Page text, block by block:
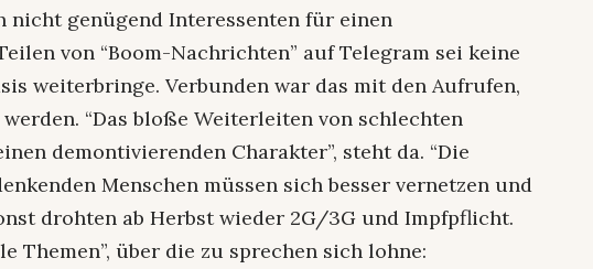
nicht genügend Interessenten für einen
von “Boom-Nachrichten” auf Telegram sei keine
weiterbringe. Verbunden war das mit den Aufrufen,
“Das bloße Weiterleiten von schlechten
demontivierenden Charakter”, steht da. “Die
Menschen müssen sich besser vernetzen und
drohten ab Herbst wieder 2G/3G und Impfpflicht.
Themen”, über die zu sprechen sich lohne: